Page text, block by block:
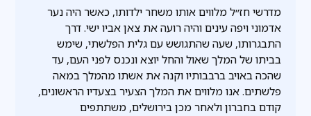
מדרשי חז״ל מלווים אותו משחר ילדותו, כאשר היה נער
אדמוני ויפה עינים והיה רועה את צאן אביו ישי. דרך
התבגרותו, שעה שהתגושש עם גלית הפלשתי, שימש
בביתו של המלך שאול והחל יוצא ונכנס לפני העם, עד
שהכה באויב ברבבותיו וקנה את אשתו מהמלך במאה
פלשתים. אנו מלווים את המלך הצעיר בצעדיו הראשונים,
קודם בחברון ולאחר מכן בירושלים, משתתפים